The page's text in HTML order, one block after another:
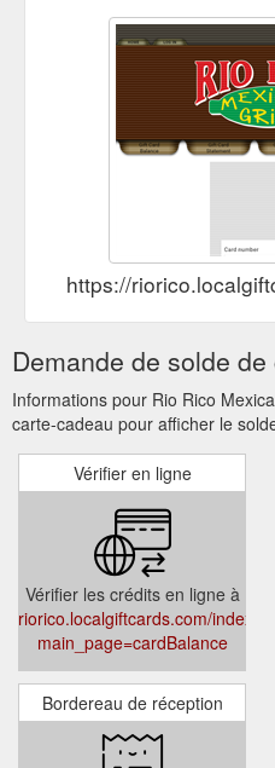
https://
Demande de solde
Informations pour Rio Rico
carte-cadeau pour afficher le
Vérifier en ligne
Vérifier les crédits en ligne à
riorico.localgiftcards.com/
main_page=cardBalance
Bordereau de réception